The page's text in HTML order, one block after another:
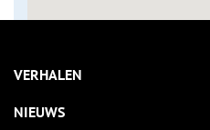
VERHALEN
NIEUWS